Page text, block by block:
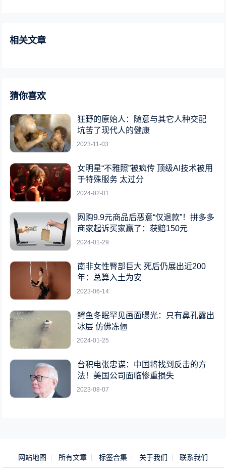
相关文章
猜你喜欢
狂野的原始人：随意与其它人种交配
坑苦了现代人的健康
2023-11-03
女明星“不雅照”被疯传 顶级AI技术被用
于特殊服务 太过分
2024-02-01
网购9.9元商品后恶意“仅退款”！拼多多
商家起诉买家赢了：获赔150元
2024-01-29
南非女性臀部巨大 死后仍展出近200
年：总算入土为安
2023-06-14
鳄鱼冬眠罕见画面曝光：只有鼻孔露出
冰层 仿佛冻僵
2024-01-25
台积电张忠谋：中国将找到反击的方
法！美国公司面临惨重损失
2023-08-07
网站地图 所有文章 标签合集 关于我们 联系我们